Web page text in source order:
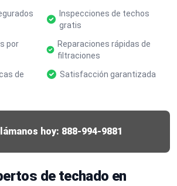
Inspecciones de techos
gratis
por
Reparaciones rápidas de
filtraciones
de
Satisfacción garantizada
hoy: 888-994-9881
de techado en